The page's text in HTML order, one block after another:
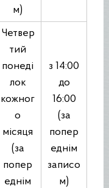
м)
Четвер
тий
понеді
лок
кожног
о
місяця
(за
попер
еднім
з 14:00
до
16:00
(за
попер
еднім
записо
м)